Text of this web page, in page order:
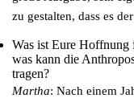
zu gestalten, dass es
Was ist Eure
was kann die
tragen?
Martha: Nach einem